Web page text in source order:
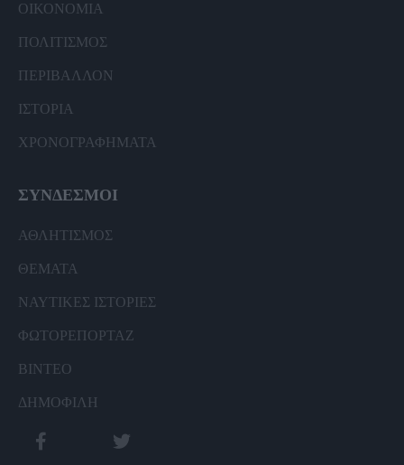
ΟΙΚΟΝΟΜΙΑ
ΠΟΛΙΤΙΣΜΟΣ
ΠΕΡΙΒΑΛΛΟΝ
ΙΣΤΟΡΙΑ
ΧΡΟΝΟΓΡΑΦΗΜΑΤΑ
ΣΥΝΔΕΣΜΟΙ
ΑΘΛΗΤΙΣΜΟΣ
ΘΕΜΑΤΑ
ΝΑΥΤΙΚΕΣ ΙΣΤΟΡΙΕΣ
ΦΩΤΟΡΕΠΟΡΤΑΖ
ΒΙΝΤΕΟ
ΔΗΜΟΦΙΛΗ